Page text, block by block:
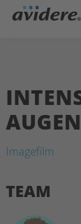
Imagefilm
TEAM